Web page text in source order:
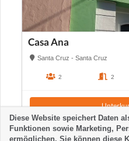
Casa Ana
Santa Cruz - Santa Cruz
2 2
Diese Website speichert Daten
Funktionen sowie Marketing,
ermöglichen. Sie können diese